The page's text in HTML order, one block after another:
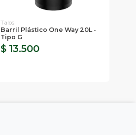
Talos
Barril Plástico One Way 20L -
Tipo G
$ 13.500